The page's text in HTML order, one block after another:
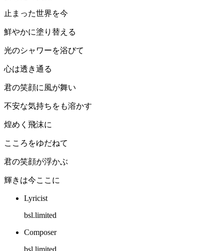
止まった世界を今
鮮やかに塗り替える
光のシャワーを浴びて
心は透き通る
君の笑顔に風が舞い
不安な気持ちをも溶かす
煌めく飛沫に
こころをゆだねて
君の笑顔が浮かぶ
輝きは今ここに
Lyricist
bsl.limited
Composer